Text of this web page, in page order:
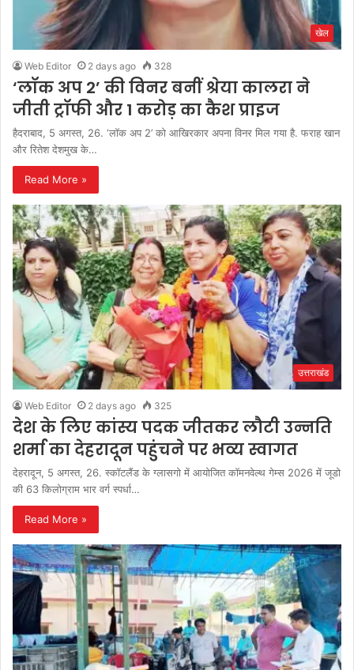
खेल
Web Editor 2 days ago 328
‘लॉक अप 2’ की विनर बनीं श्रेया कालरा ने
जीती ट्रॉफी और 1 करोड़ का कैश प्राइज
हैदराबाद, 5 अगस्त, 26. ‘लॉक अप 2’ को आखिरकार अपना विनर मिल गया है. फराह खान
और रितेश देशमुख के…
Read More »
उत्तराखंड
Web Editor 2 days ago 325
देश के लिए कांस्य पदक जीतकर लौटी उन्नति
शर्मा का देहरादून पहुंंचने पर भव्य स्वागत
देहरादून, 5 अगस्त, 26. स्कॉटलैंड के ग्लासगो में आयोजित कॉमनवेल्थ गेम्स 2026 में जूडो
की 63 किलोग्राम भार वर्ग स्पर्धा…
Read More »